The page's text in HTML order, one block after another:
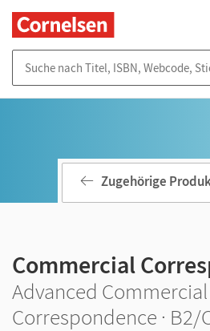
Zugehörige
Commercial
Advanced Commercial
Correspondence · B2/